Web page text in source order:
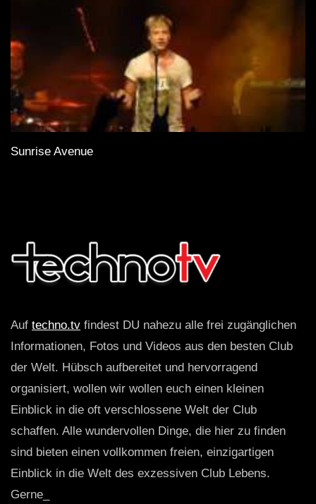
Sunrise Avenue
Auf techno.tv findest DU nahezu alle frei zugänglichen
Informationen, Fotos und Videos aus den besten Club
der Welt. Hübsch aufbereitet und hervorragend
organisiert, wollen wir wollen euch einen kleinen
Einblick in die oft verschlossene Welt der Club
schaffen. Alle wundervollen Dinge, die hier zu finden
sind bieten einen vollkommen freien, einzigartigen
Einblick in die Welt des exzessiven Club Lebens.
Gerne_